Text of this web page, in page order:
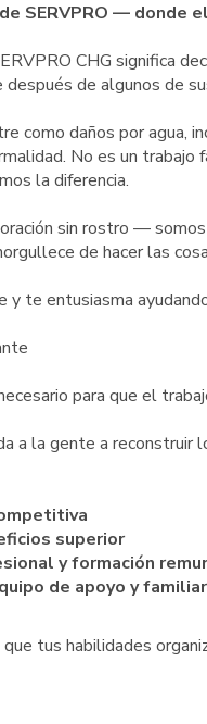
SERVPRO — donde
CHG significa
de algunos de
como daños por agua,
No es un
la diferencia.
sin rostro —
de hacer las
y te entusiasma
para que el
a la gente a reconstruir
superior
y formación
de apoyo y familiar
tus habilidades